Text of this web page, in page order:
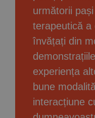
următorii
terapeutică a
învățați din
experiența
bune
interacțiune